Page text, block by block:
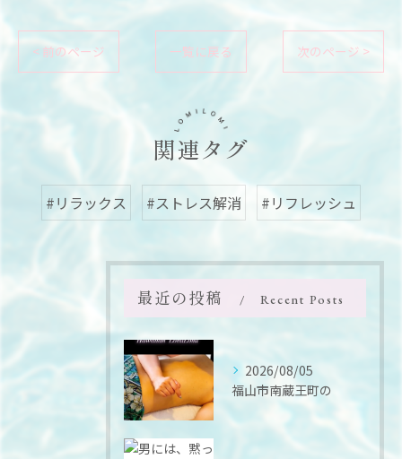
< 前のページ 一覧に戻る 次のページ >
関連タグ
#リラックス #ストレス解消 #リフレッシュ
最近の投稿 Recent Posts
2026/08/05
福山市南蔵王町の